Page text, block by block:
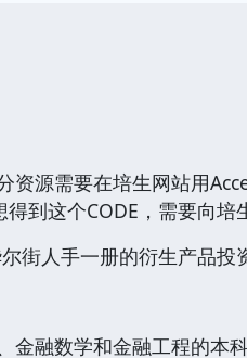
源需要在培生网站用
到这个CODE，需要向培
街人手一册的衍生产品投
融数学和金融工程的本